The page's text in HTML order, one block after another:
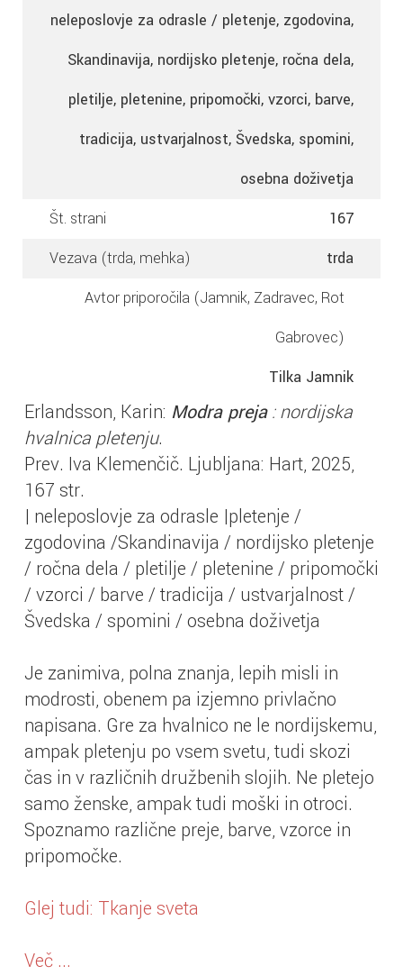
neleposlovje za odrasle / pletenje, zgodovina,
Skandinavija, nordijsko pletenje, ročna dela,
pletilje, pletenine, pripomočki, vzorci, barve,
tradicija, ustvarjalnost, Švedska, spomini,
osebna doživetja
Št. strani
167
Vezava (trda, mehka)
trda
Avtor priporočila (Jamnik, Zadravec, Rot
Gabrovec)
Tilka Jamnik
Erlandsson, Karin: Modra preja : nordijska
hvalnica pletenju.
Prev. Iva Klemenčič. Ljubljana: Hart, 2025,
167 str.
| neleposlovje za odrasle |pletenje /
zgodovina /Skandinavija / nordijsko pletenje
/ ročna dela / pletilje / pletenine / pripomočki
/ vzorci / barve / tradicija / ustvarjalnost /
Švedska / spomini / osebna doživetja
Je zanimiva, polna znanja, lepih misli in
modrosti, obenem pa izjemno privlačno
napisana. Gre za hvalnico ne le nordijskemu,
ampak pletenju po vsem svetu, tudi skozi
čas in v različnih družbenih slojih. Ne pletejo
samo ženske, ampak tudi moški in otroci.
Spoznamo različne preje, barve, vzorce in
pripomočke.
Glej tudi: Tkanje sveta
Več ...